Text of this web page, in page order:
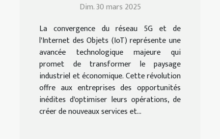
cette révolution
Dim. 30 mars 2025
La convergence du réseau 5G et de
l'Internet des Objets (IoT) représente une
avancée technologique majeure qui
promet de transformer le paysage
industriel et économique. Cette révolution
offre aux entreprises des opportunités
inédites d'optimiser leurs opérations, de
créer de nouveaux services et...